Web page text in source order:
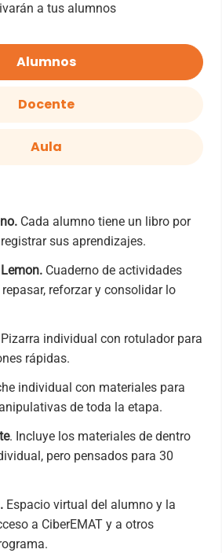
a tus alumnos
Alumnos
Docente
Aula
Cada alumno tiene un libro por
sus aprendizajes.
Cuaderno de actividades
reforzar y consolidar lo
Pizarra individual con rotulador para
rápidas.
individual con materiales para
de toda la etapa.
. Incluye los materiales de dentro
pero pensados para 30
Espacio virtual del alumno y la
a CiberEMAT y a otros